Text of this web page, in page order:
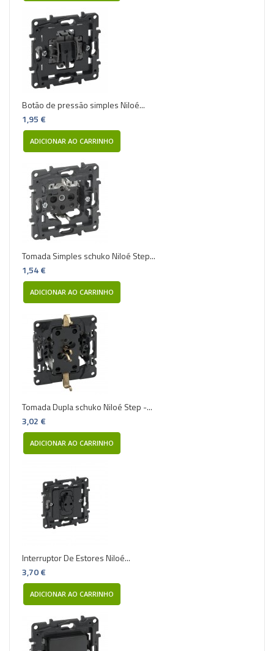
Botão de pressão simples Niloé...
1,95 €
ADICIONAR AO CARRINHO
Tomada Simples schuko Niloé Step...
1,54 €
ADICIONAR AO CARRINHO
Tomada Dupla schuko Niloé Step -...
3,02 €
ADICIONAR AO CARRINHO
Interruptor De Estores Niloé...
3,70 €
ADICIONAR AO CARRINHO